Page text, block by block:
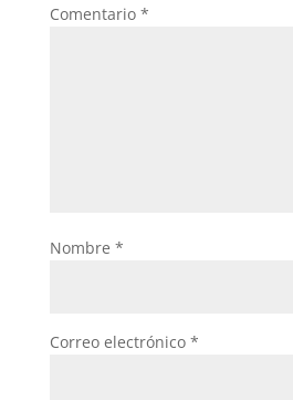
Comentario *
Nombre *
Correo electrónico *